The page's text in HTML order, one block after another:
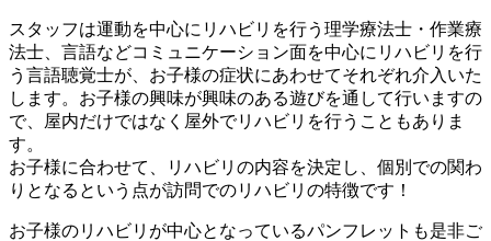
スタッフは運動を中心にリハビリを行う理学療法士・作業療
法士、言語などコミュニケーション面を中心にリハビリを行
う言語聴覚士が、お子様の症状にあわせてそれぞれ介入いた
します。お子様の興味が興味のある遊びを通して行いますの
で、屋内だけではなく屋外でリハビリを行うこともありま
す。
お子様に合わせて、リハビリの内容を決定し、個別での関わ
りとなるという点が訪問でのリハビリの特徴です！
お子様のリハビリが中心となっているパンフレットも是非ご